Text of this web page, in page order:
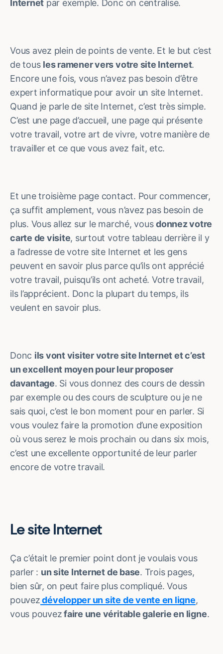
Internet par exemple. Donc on centralise.
Vous avez plein de points de vente. Et le but c’est
de tous les ramener vers votre site Internet.
Encore une fois, vous n’avez pas besoin d’être
expert informatique pour avoir un site Internet.
Quand je parle de site Internet, c’est très simple.
C’est une page d’accueil, une page qui présente
votre travail, votre art de vivre, votre manière de
travailler et ce que vous avez fait, etc.
Et une troisième page contact. Pour commencer,
ça suffit amplement, vous n’avez pas besoin de
plus. Vous allez sur le marché, vousdonnez votre
carte de visite, surtout votre tableau derrière il y
a l’adresse de votre site Internet et les gens
peuvent en savoir plus parce qu’ils ont apprécié
votre travail, puisqu’ils ont acheté. Votre travail,
ils l’apprécient. Donc la plupart du temps, ils
veulent en savoir plus.
Donc ils vont visiter votre site Internet et c’est
un excellent moyen pour leur proposer
davantage. Si vous donnez des cours de dessin
par exemple ou des cours de sculpture ou je ne
sais quoi, c’est le bon moment pour en parler. Si
vous voulez faire la promotion d’une exposition
où vous serez le mois prochain ou dans six mois,
c’est une excellente opportunité de leur parler
encore de votre travail.
Le site Internet
Ça c’était le premier point dont je voulais vous
parler : un site Internet de base. Trois pages,
bien sûr, on peut faire plus compliqué. Vous
pouvezdévelopper un site de vente en ligne,
vous pouvezfaire une véritable galerie en ligne.